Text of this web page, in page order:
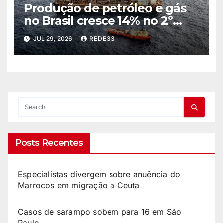
Produção de petróleo e gás
no Brasil cresce 14% no 2º
trimestre
JUL 29, 2026 REDE33
Posts Recentes
Especialistas divergem sobre anuência do
Marrocos em migração a Ceuta
Casos de sarampo sobem para 16 em São